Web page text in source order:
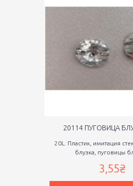
20114 ПУГОВИЦА
20L. Пластик, имитация
блузка, пуговицы
3,55₴